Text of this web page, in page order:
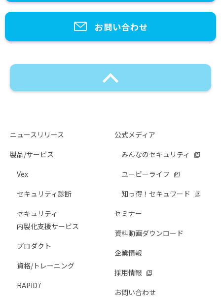
お問い合わせ
ニュースリリース
製品/サービス
Vex
セキュリティ診断
セキュリティ
内製化支援サービス
プロダクト
資格/トレーニング
RAPID7
公式メディア
みんなのセキュリティ
ユービーライフ
知っ得！セキュワード
セミナー
資料動画ダウンロード
企業情報
採用情報
お問い合わせ